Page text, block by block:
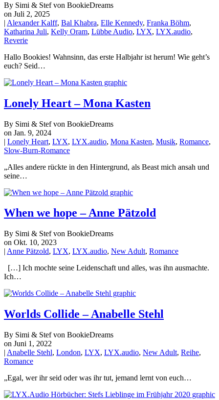
By Simi & Stef von BookieDreams
on Juli 2, 2025
| Alexander Kalff, Bal Khabra, Elle Kennedy, Franka Böhm,
Katharina Juli, Kelly Oram, Lübbe Audio, LYX, LYX.audio,
Reverie
Hallo Bookies! Wahnsinn, das erste Halbjahr ist herum! Wie geht’s
euch? Seid…
Lonely Heart – Mona Kasten
By Simi & Stef von BookieDreams
on Jan. 9, 2024
| Lonely Heart, LYX, LYX.audio, Mona Kasten, Musik, Romance,
Slow-Burn-Romance
„Alles andere rückte in den Hintergrund, als Beast mich ansah und
seine…
When we hope – Anne Pätzold
By Simi & Stef von BookieDreams
on Okt. 10, 2023
| Anne Pätzold, LYX, LYX.audio, New Adult, Romance
[…] Ich mochte seine Leidenschaft und alles, was ihn ausmachte.
Ich…
Worlds Collide – Anabelle Stehl
By Simi & Stef von BookieDreams
on Juni 1, 2022
| Anabelle Stehl, London, LYX, LYX.audio, New Adult, Reihe,
Romance
„Egal, wer ihr seid oder was ihr tut, jemand lernt von euch…